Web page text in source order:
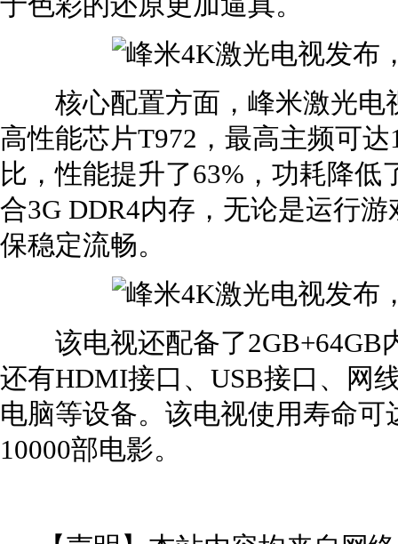
核心配置方面，峰米激光电
高性能芯片T972，最高主频可
比，性能提升了63%，功耗降
合3G DDR4内存，无论是运行
保稳定流畅。
该电视还配备了2GB+64GB
还有HDMI接口、USB接口、网
电脑等设备。该电视使用寿命可
10000部电影。